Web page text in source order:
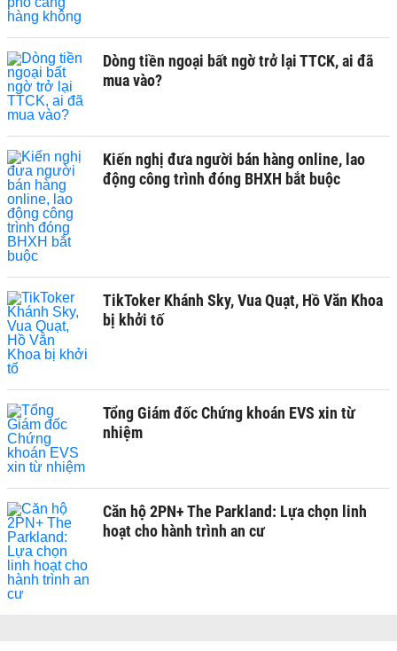
Dòng tiền ngoại bất ngờ trở lại TTCK, ai đã
mua vào?
Kiến nghị đưa người bán hàng online, lao
động công trình đóng BHXH bắt buộc
TikToker Khánh Sky, Vua Quạt, Hồ Văn Khoa
bị khởi tố
Tổng Giám đốc Chứng khoán EVS xin từ
nhiệm
Căn hộ 2PN+ The Parkland: Lựa chọn linh
hoạt cho hành trình an cư